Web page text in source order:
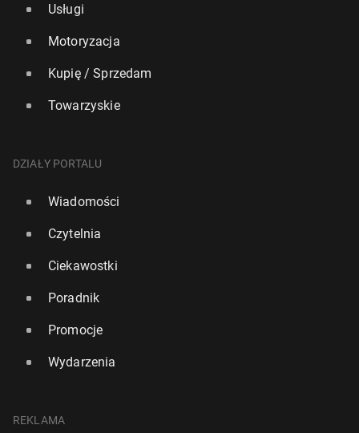
Usługi
Motoryzacja
Kupię / Sprzedam
Towarzyskie
DZIAŁY PORTALU
Wiadomości
Czytelnia
Ciekawostki
Poradnik
Promocje
Wydarzenia
REKLAMA